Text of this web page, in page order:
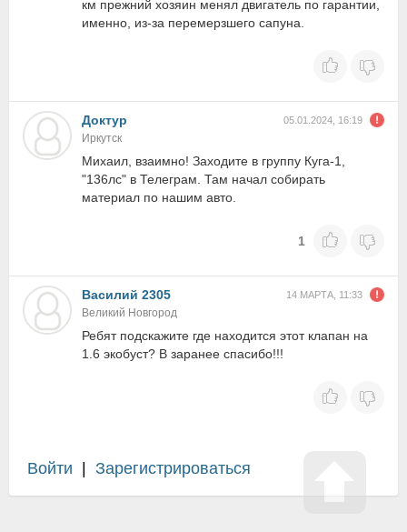
км прежний хозяин менял двигатель по гарантии,
именно, из-за перемерзшего сапуна.
Доктур 05.01.2024, 16:19
Иркутск
Михаил, взаимно! Заходите в группу Куга-1,
"136лс" в Телеграм. Там начал собирать
материал по нашим авто.
1
Василий 2305 14 МАРТА, 11:33
Великий Новгород
Ребят подскажите где находится этот клапан на
1.6 экобуст? В заранее спасибо!!!
Войти Зарегистрироваться